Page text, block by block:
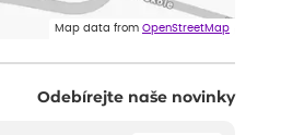
Map data from OpenStreetMap
Odebírejte naše novinky